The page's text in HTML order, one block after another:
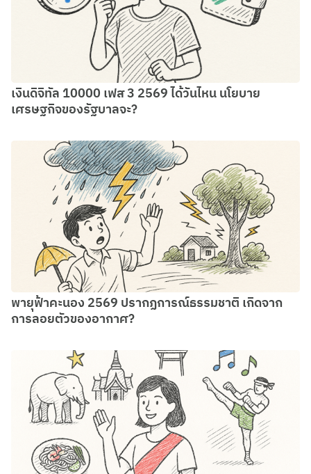
เงินดิจิทัล 10000 เฟส 3 2569 ได้วันไหน นโยบาย
เศรษฐกิจของรัฐบาลจะ?
พายุฟ้าคะนอง 2569 ปรากฏการณ์ธรรมชาติ เกิดจาก
การลอยตัวของอากาศ?